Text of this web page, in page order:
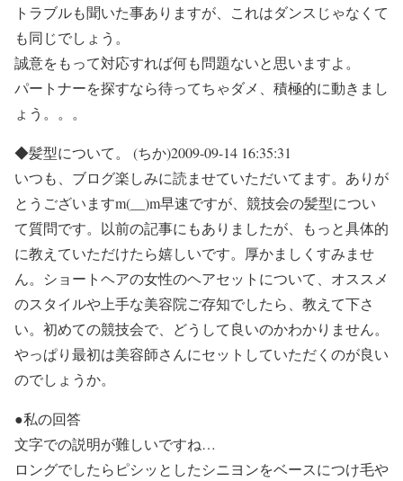
トラブルも聞いた事ありますが、これはダンスじゃなくて
も同じでしょう。
誠意をもって対応すれば何も問題ないと思いますよ。
パートナーを探すなら待ってちゃダメ、積極的に動きまし
ょう。。。
◆髪型について。 (ちか)2009-09-14 16:35:31
いつも、ブログ楽しみに読ませていただいてます。ありが
とうございますm(__)m早速ですが、競技会の髪型につい
て質問です。以前の記事にもありましたが、もっと具体的
に教えていただけたら嬉しいです。厚かましくすみませ
ん。ショートヘアの女性のヘアセットについて、オススメ
のスタイルや上手な美容院ご存知でしたら、教えて下さ
い。初めての競技会で、どうして良いのかわかりません。
やっぱり最初は美容師さんにセットしていただくのが良い
のでしょうか。
●私の回答
文字での説明が難しいですね…
ロングでしたらピシッとしたシニヨンをベースにつけ毛や